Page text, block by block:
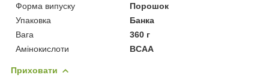
Форма випуску
Порошок
Упаковка
Банка
Вага
360 г
Амінокислоти
BCAA
Приховати